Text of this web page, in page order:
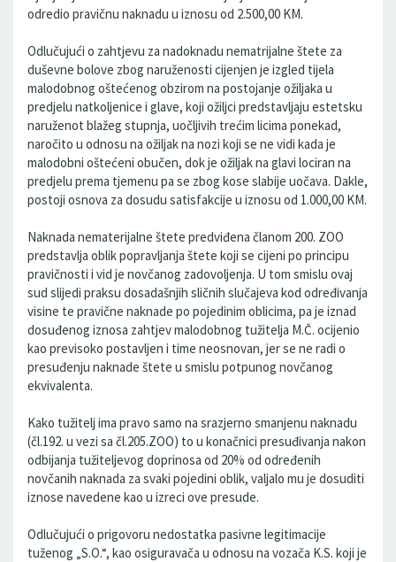
odredio pravičnu naknadu u iznosu od 2.500,00 KM.
Odlučujući o zahtjevu za nadoknadu nematrijalne štete za
duševne bolove zbog naruženosti cijenjen je izgled tijela
malodobnog oštećenog obzirom na postojanje ožiljaka u
predjelu natkoljenice i glave, koji ožiljci predstavljaju estetsku
naruženot blažeg stupnja, uočljivih trećim licima ponekad,
naročito u odnosu na ožiljak na nozi koji se ne vidi kada je
malodobni oštećeni obučen, dok je ožiljak na glavi lociran na
predjelu prema tjemenu pa se zbog kose slabije uočava. Dakle,
postoji osnova za dosudu satisfakcije u iznosu od 1.000,00 KM.
Naknada nematerijalne štete predviđena članom 200. ZOO
predstavlja oblik popravljanja štete koji se cijeni po principu
pravičnosti i vid je novčanog zadovoljenja. U tom smislu ovaj
sud slijedi praksu dosadašnjih sličnih slučajeva kod određivanja
visine te pravične naknade po pojedinim oblicima, pa je iznad
dosuđenog iznosa zahtjev malodobnog tužitelja M.Č. ocijenio
kao previsoko postavljen i time neosnovan, jer se ne radi o
presuđenju naknade štete u smislu potpunog novčanog
ekvivalenta.
Kako tužitelj ima pravo samo na srazjerno smanjenu naknadu
(čl.192. u vezi sa čl.205.ZOO) to u konačnici presuđivanja nakon
odbijanja tužiteljevog doprinosa od 20% od određenih
novčanih naknada za svaki pojedini oblik, valjalo mu je dosuditi
iznose navedene kao u izreci ove presude.
Odlučujući o prigovoru nedostatka pasivne legitimacije
tuženog „S.O.“, kao osiguravača u odnosu na vozača K.S. koji je